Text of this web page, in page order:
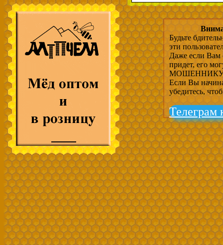
Будьте
эти
Даже если Вам
придет, его
МОШЕННИКУ,
Если Вы
убедитесь,
Телеграм